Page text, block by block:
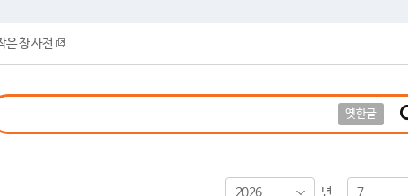
은 창 사전
옛한글
2026 년 7